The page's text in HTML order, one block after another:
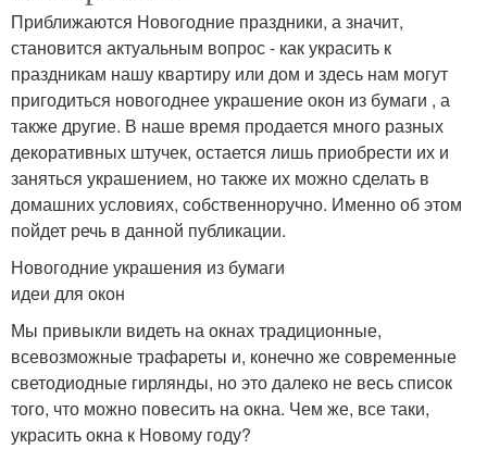
Приближаются Новогодние праздники, а значит,
становится актуальным вопрос - как украсить к
праздникам нашу квартиру или дом и здесь нам могут
пригодиться новогоднее украшение окон из бумаги , а
также другие. В наше время продается много разных
декоративных штучек, остается лишь приобрести их и
заняться украшением, но также их можно сделать в
домашних условиях, собственноручно. Именно об этом
пойдет речь в данной публикации.
Новогодние украшения из бумаги
идеи для окон
Мы привыкли видеть на окнах традиционные,
всевозможные трафареты и, конечно же современные
светодиодные гирлянды, но это далеко не весь список
того, что можно повесить на окна. Чем же, все таки,
украсить окна к Новому году?